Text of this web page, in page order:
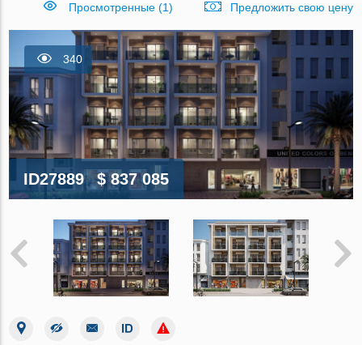
Просмотренные (1)
Предложить свою цену
340
ID27889 $ 837 085